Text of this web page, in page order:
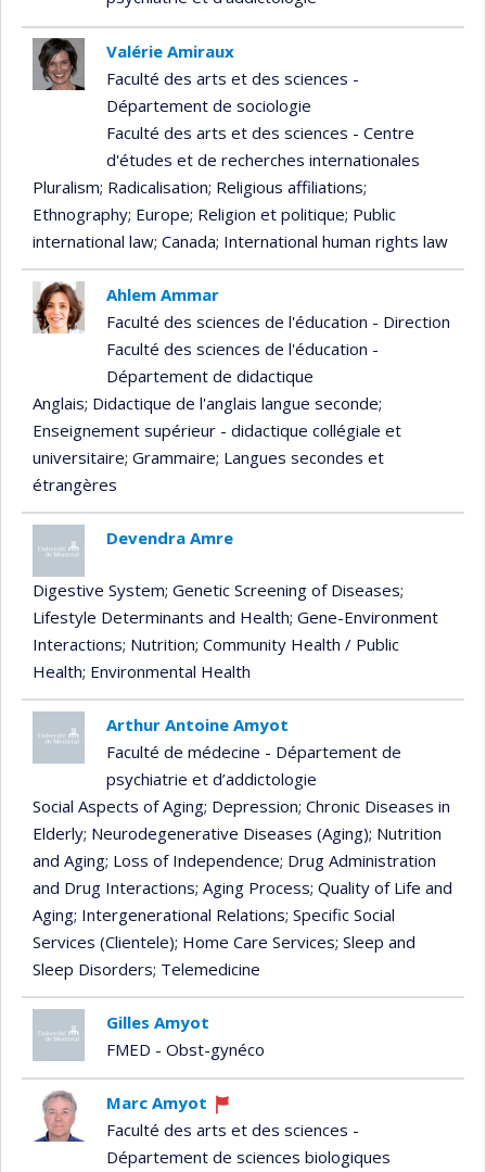
Valérie Amiraux
Faculté des arts et des sciences -
Département de sociologie
Faculté des arts et des sciences - Centre
d'études et de recherches internationales
Pluralism; Radicalisation; Religious affiliations;
Ethnography; Europe; Religion et politique; Public
international law; Canada; International human rights law
Ahlem Ammar
Faculté des sciences de l'éducation - Direction
Faculté des sciences de l'éducation -
Département de didactique
Anglais; Didactique de l'anglais langue seconde;
Enseignement supérieur - didactique collégiale et
universitaire; Grammaire; Langues secondes et
étrangères
Devendra Amre
Digestive System; Genetic Screening of Diseases;
Lifestyle Determinants and Health; Gene-Environment
Interactions; Nutrition; Community Health / Public
Health; Environmental Health
Arthur Antoine Amyot
Faculté de médecine - Département de
psychiatrie et d’addictologie
Social Aspects of Aging; Depression; Chronic Diseases in
Elderly; Neurodegenerative Diseases (Aging); Nutrition
and Aging; Loss of Independence; Drug Administration
and Drug Interactions; Aging Process; Quality of Life and
Aging; Intergenerational Relations; Specific Social
Services (Clientele); Home Care Services; Sleep and
Sleep Disorders; Telemedicine
Gilles Amyot
FMED - Obst-gynéco
Marc Amyot
Currently
recruiting
Faculté des arts et des sciences -
Département de sciences biologiques